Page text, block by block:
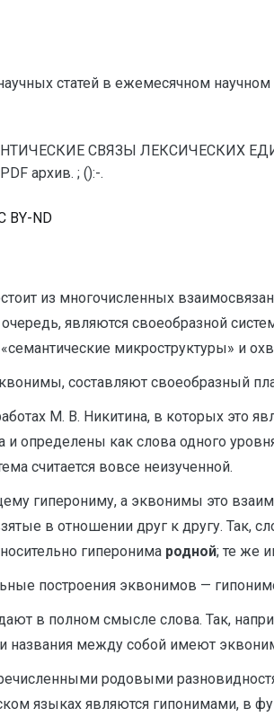
статей в ежемесячном
СВЯЗЫ ЛЕКСИЧЕСКИХ
архив. ; ():-.
BY-ND
из многочисленных
являются своеобразной
микроструктуры» и
составляют своеобразный
М. В. Никитина, в которых это
определены как слова одного
считается вовсе неизученной.
гиперониму, а эквонимы это
в отношении друг к другу. Так,
гиперонима родной; те же
построения эквонимов —
в полном смысле слова. Так,
названия между собой имеют
родовыми
языках являются гипонимами, в